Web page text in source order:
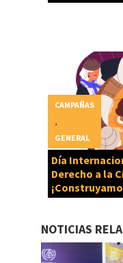
Día
Derecho a la
CAMPAÑAS
GENERAL
NOTICIAS